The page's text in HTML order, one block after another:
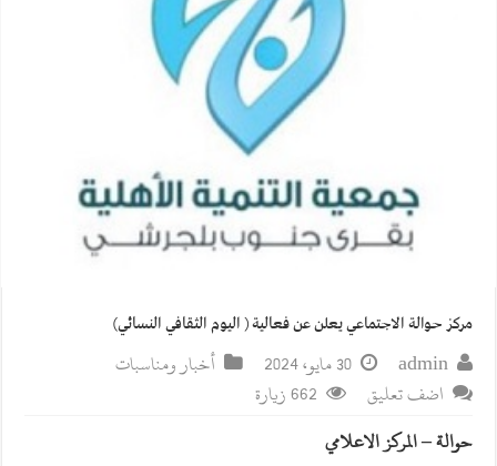
مركز حوالة الاجتماعي يعلن عن فعالية ( اليوم الثقافي النسائي)
admin 30 مايو، 2024
أخبار ومناسبات
اضف تعليق
662 زيارة
حوالة – المركز الاعلامي